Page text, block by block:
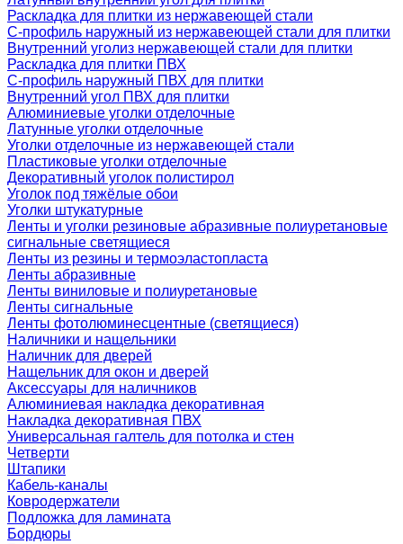
Раскладка для плитки из нержавеющей стали
С-профиль наружный из нержавеющей стали для плитки
Внутренний уголиз нержавеющей стали для плитки
Раскладка для плитки ПВХ
С-профиль наружный ПВХ для плитки
Внутренний угол ПВХ для плитки
Алюминиевые уголки отделочные
Латунные уголки отделочные
Уголки отделочные из нержавеющей стали
Пластиковые уголки отделочные
Декоративный уголок полистирол
Уголок под тяжёлые обои
Уголки штукатурные
Ленты и уголки резиновые абразивные полиуретановые
сигнальные светящиеся
Ленты из резины и термоэластопласта
Ленты абразивные
Ленты виниловые и полиуретановые
Ленты сигнальные
Ленты фотолюминесцентные (светящиеся)
Наличники и нащельники
Наличник для дверей
Нащельник для окон и дверей
Аксессуары для наличников
Алюминиевая накладка декоративная
Накладка декоративная ПВХ
Универсальная галтель для потолка и стен
Четверти
Штапики
Кабель-каналы
Ковродержатели
Подложка для ламината
Бордюры